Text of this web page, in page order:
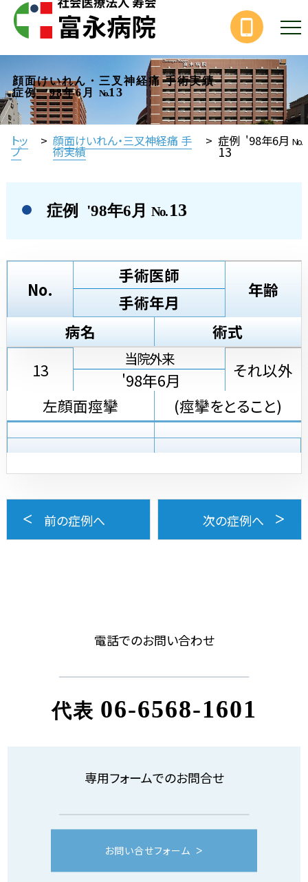
顔面けいれん・三叉神経痛 手術実績
症例 '98年6月
No.13
トッ
プ
> 顔面けいれん・三叉神経痛 手
術実績
> 症例 '98年6月No.
13
症例 '98年6月 No.13
No.
手術医師
手術年月
年齢
病名
術式
13
当院外来
'98年6月
それ以外
左顔面痙攣
(痙攣をとること)
前の症例へ 次の症例へ
電話でのお問い合わせ
代表 06-6568-1601
専用フォームでのお問合せ
お問い合せフォーム